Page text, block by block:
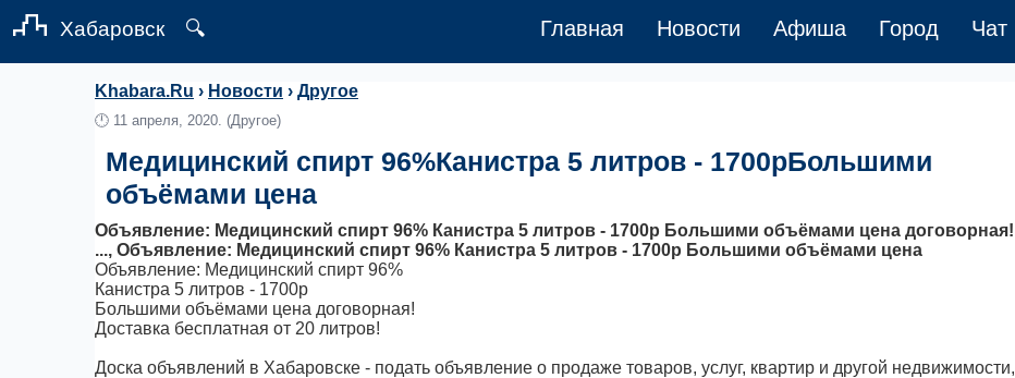
Хабаровск 🔍 Главная Новости Афиша Город Чат
Khabara.Ru › Новости › Другое
🕛 11 апреля, 2020. (Другое)
Медицинский спирт 96%Канистра 5 литров - 1700рБольшими
объёмами цена
Объявление: Медицинский спирт 96% Канистра 5 литров - 1700р Большими объёмами цена договорная!
..., Объявление: Медицинский спирт 96% Канистра 5 литров - 1700р Большими объёмами цена
Объявление: Медицинский спирт 96%
Канистра 5 литров - 1700р
Большими объёмами цена договорная!
Доставка бесплатная от 20 литров!
Доска объявлений в Хабаровске - подать объявление о продаже товаров, услуг, квартир и другой недвижимости,